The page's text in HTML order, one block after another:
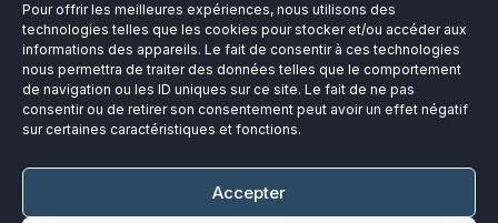
Pour offrir les meilleures expériences, nous utilisons des
technologies telles que les cookies pour stocker et/ou accéder aux
informations des appareils. Le fait de consentir à ces technologies
nous permettra de traiter des données telles que le comportement
de navigation ou les ID uniques sur ce site. Le fait de ne pas
consentir ou de retirer son consentement peut avoir un effet négatif
sur certaines caractéristiques et fonctions.
Accepter
Notre histoire
Du lundi au vendredi
8h00-12h30 et 13h30-17h00
Téléphone :03 20 28 14 14